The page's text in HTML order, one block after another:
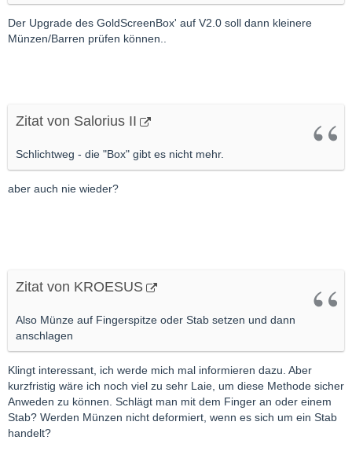
Der Upgrade des GoldScreenBox' auf V2.0 soll dann kleinere
Münzen/Barren prüfen können..
Zitat von Salorius II
Schlichtweg - die "Box" gibt es nicht mehr.
aber auch nie wieder?
Zitat von KROESUS
Also Münze auf Fingerspitze oder Stab setzen und dann
anschlagen
Klingt interessant, ich werde mich mal informieren dazu. Aber
kurzfristig wäre ich noch viel zu sehr Laie, um diese Methode sicher
Anweden zu können. Schlägt man mit dem Finger an oder einem
Stab? Werden Münzen nicht deformiert, wenn es sich um ein Stab
handelt?